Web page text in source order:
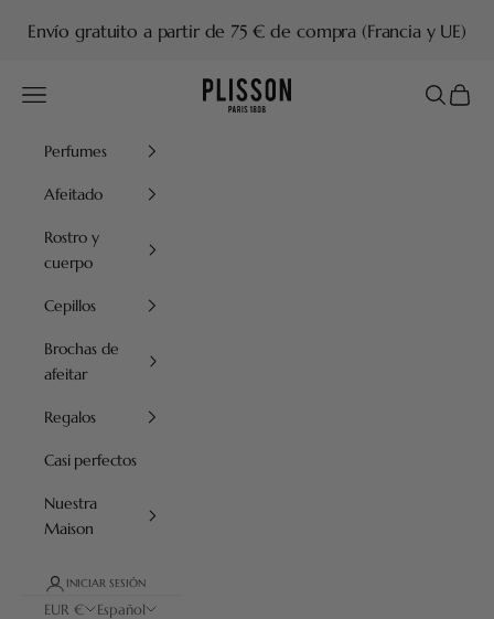
Envío gratuito a partir de 75 € de compra (Francia y UE)
Plisson 1808
Menú Buscar
Cesta
Perfumes
Afeitado
Rostro y
cuerpo
Cepillos
Brochas de
afeitar
Regalos
Casi perfectos
Nuestra
Maison
INICIAR SESIÓN
EUR € Español